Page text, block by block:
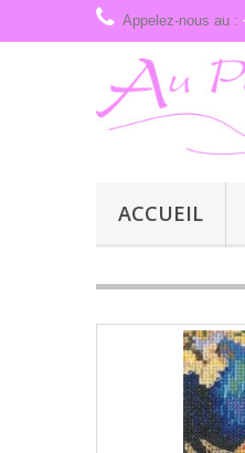
Appelez-nous au :
ACCUEIL